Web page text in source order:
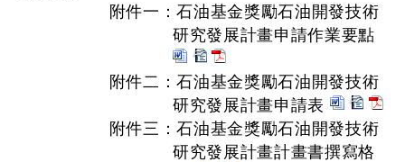
附件一：石油基金獎勵石油開發技術
研究發展計畫申請作業要點
附件二：石油基金獎勵石油開發技術
研究發展計畫申請表
附件三：石油基金獎勵石油開發技術
研究發展計畫計畫書撰寫格